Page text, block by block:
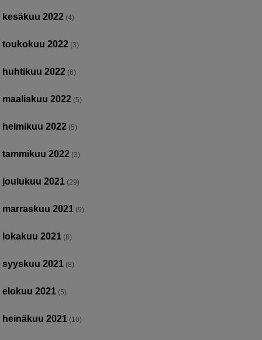
kesäkuu 2022 (4)
toukokuu 2022 (3)
huhtikuu 2022 (6)
maaliskuu 2022 (5)
helmikuu 2022 (5)
tammikuu 2022 (3)
joulukuu 2021 (29)
marraskuu 2021 (9)
lokakuu 2021 (8)
syyskuu 2021 (8)
elokuu 2021 (5)
heinäkuu 2021 (10)